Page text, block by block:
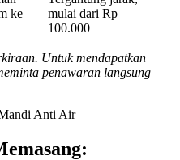
ke
mulai dari Rp
100.000
Untuk mendapatkan
penawaran langsung